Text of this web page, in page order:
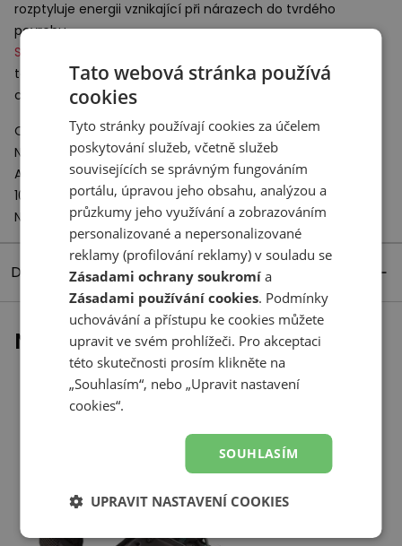
rozptyluje energii vznikající při nárazech do tvrdého
povrchu.
Stability Web
technologie dokonale kontroluje dynamické zkroucení
chodidla při chůzi.
Odpovědný subjekt:
New Balance Europe BV
A-Factorij, Pilotenstraat 35 – 45
1059 CH Amsterdam
Netherlands
Detaily produktu
Naposledy prohlížené
Tato webová stránka používá
cookies
Tyto stránky používají cookies za účelem
poskytování služeb, včetně služeb
souvisejících se správným fungováním
portálu, úpravou jeho obsahu, analýzou a
průzkumy jeho využívání a zobrazováním
personalizované a nepersonalizované
reklamy (profilování reklamy) v souladu se
Zásadami ochrany soukromí a
Zásadami používání cookies. Podmínky
uchovávání a přístupu ke cookies můžete
upravit ve svém prohlížeči. Pro akceptaci
této skutečnosti prosím klikněte na
„Souhlasím“, nebo „Upravit nastavení
cookies“.
SOUHLASÍM
UPRAVIT NASTAVENÍ COOKIES